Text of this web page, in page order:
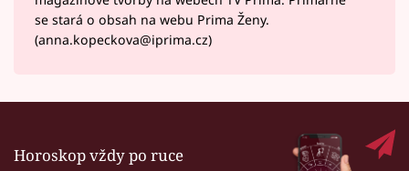
se stará o obsah na webu Prima Ženy.
(anna.kopeckova@iprima.cz)
Horoskop vždy po ruce